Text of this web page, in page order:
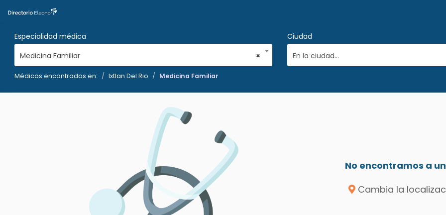
Especialidad médica
×
Medicina Familiar
Ciudad
En la ciudad...
Médicos encontrados en: Ixtlan Del Rio Medicina Familiar
No encontramos a
Cambia la